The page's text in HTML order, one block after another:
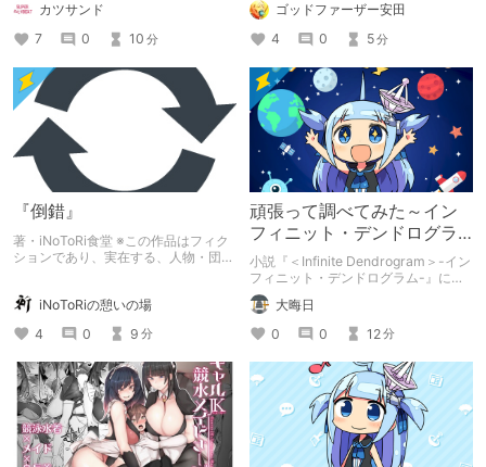
カツサンド
7
0 10 分
ゴッドファーザー安田
4
0 5分
『倒錯』
著・iNoToRi食堂 ※この作品はフィク
ションであり、実在する、人物・団体
iNoToRiの憩いの場
4
0 9 分
頑張って調べてみた～イン
フィニット・デンドログラ
ムの規格外（マスター編）
～
小説『＜Infinite Dendrogram＞-イン
フィニット・デンドログラム-』に登
場する規格外なマスター（プレイヤ
ー）を調べてまとめてみました。
大晦日
0
0 12分